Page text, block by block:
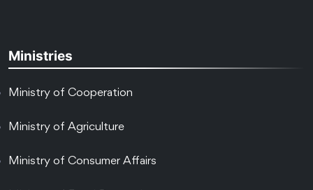
Ministries
Ministry of Cooperation
Ministry of Agriculture
Ministry of Consumer Affairs